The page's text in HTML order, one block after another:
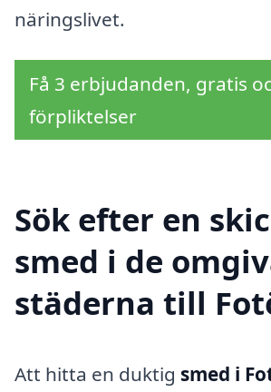
näringslivet.
Få 3 erbjudanden, gratis
förpliktelser
Sök efter en
smed i de
städerna till
Att hitta en duktig smed i